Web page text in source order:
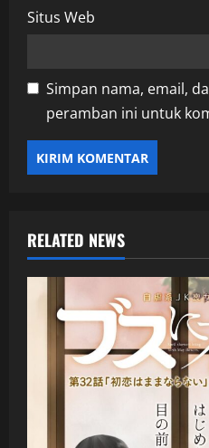
Situs Web
Simpan nama, email,
peramban ini untuk
RELATED NEWS